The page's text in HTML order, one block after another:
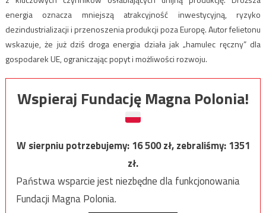
energia oznacza mniejszą atrakcyjność inwestycyjną, ryzyko
dezindustrializacji i przenoszenia produkcji poza Europę. Autor felietonu
wskazuje, że już dziś droga energia działa jak „hamulec ręczny” dla
gospodarek UE, ograniczając popyt i możliwości rozwoju.
Wspieraj Fundację Magna Polonia!
W sierpniu potrzebujemy:16 500zł, zebraliśmy:1351
zł.
Państwa wsparcie jest niezbędne dla funkcjonowania
Fundacji Magna Polonia.